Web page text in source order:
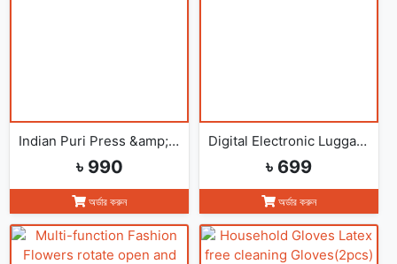
Indian Puri Press &amp; Ruti Maker
৳ 990
অর্ডার করুন
Digital Electronic Luggage Scale
৳ 699
অর্ডার করুন